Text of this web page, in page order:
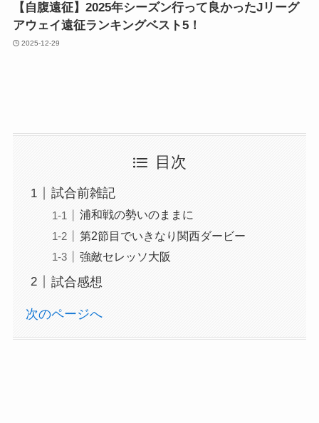
【自腹遠征】2025年シーズン行って良かったJリーグ
アウェイ遠征ランキングベスト5！
2025-12-29
目次
試合前雑記
浦和戦の勢いのままに
第2節目でいきなり関西ダービー
強敵セレッソ大阪
試合感想
次のページへ